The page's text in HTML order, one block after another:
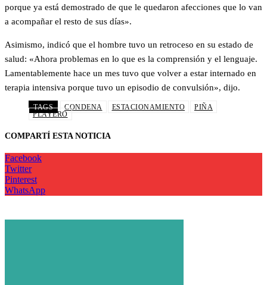
porque ya está demostrado de que le quedaron afecciones que lo van
a acompañar el resto de sus días».
Asimismo, indicó que el hombre tuvo un retroceso en su estado de
salud: «Ahora problemas en lo que es la comprensión y el lenguaje.
Lamentablemente hace un mes tuvo que volver a estar internado en
terapia intensiva porque tuvo un episodio de convulsión», dijo.
TAGS CONDENA ESTACIONAMIENTO
PIÑA
PLAYERO
COMPARTÍ ESTA NOTICIA
Facebook
Twitter
Pinterest
WhatsApp